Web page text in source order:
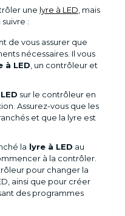
une lyre à LED , mais
:
de vous assurer que
nécessaires. Il vous
à LED , un contrôleur et
sur le contrôleur en
Assurez-vous que les
et que la lyre est
la lyre à LED au
à la contrôler.
pour changer la
ainsi que pour créer
des programmes